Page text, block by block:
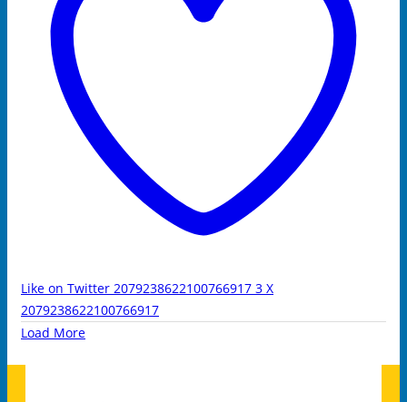
Like on Twitter 2079238622100766917 3 X
2079238622100766917
Load More